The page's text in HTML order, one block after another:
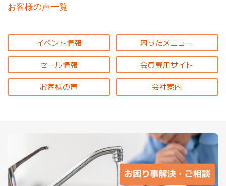
お客様の声一覧
イベント情報 困ったメニュー
セール情報 会員専用サイト
お客様の声 会社案内